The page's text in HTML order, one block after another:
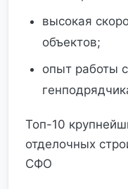
высокая
объектов;
опыт работы
Топ-10
отделочных
СФО